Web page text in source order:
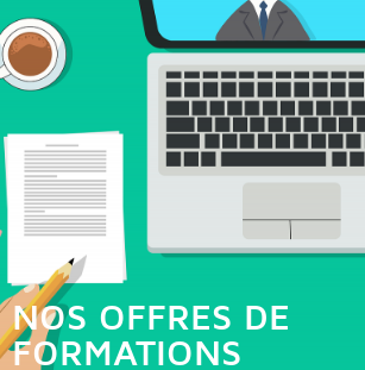
NOS OFFRES DE
FORMATIONS